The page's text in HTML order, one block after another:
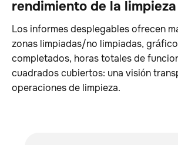
rendimiento de la limpieza
Los informes desplegables ofrecen
zonas limpiadas/no limpiadas,
completados, horas totales de
cuadrados cubiertos: una visión
operaciones de limpieza.